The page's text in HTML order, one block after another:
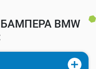
BMW